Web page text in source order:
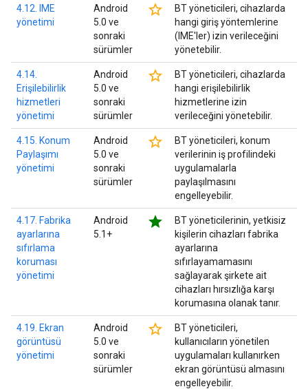
4.12. IME
yönetimi
Android
5.0 ve
sonraki
sürümler
star_border
BT yöneticileri, cihazlarda
hangi giriş yöntemlerine
(IME'ler) izin verileceğini
yönetebilir.
4.14.
Erişilebilirlik
hizmetleri
yönetimi
Android
5.0 ve
sonraki
sürümler
star_border
BT yöneticileri, cihazlarda
hangi erişilebilirlik
hizmetlerine izin
verileceğini yönetebilir.
4.15. Konum
Paylaşımı
yönetimi
Android
5.0 ve
sonraki
sürümler
star_border
BT yöneticileri, konum
verilerinin iş profilindeki
uygulamalarla
paylaşılmasını
engelleyebilir.
4.17. Fabrika
ayarlarına
sıfırlama
koruması
yönetimi
Android
5.1+
star
BT yöneticilerinin, yetkisiz
kişilerin cihazları fabrika
ayarlarına
sıfırlayamamasını
sağlayarak şirkete ait
cihazları hırsızlığa karşı
korumasına olanak tanır.
4.19. Ekran
görüntüsü
yönetimi
Android
5.0 ve
sonraki
sürümler
star_border
BT yöneticileri,
kullanıcıların yönetilen
uygulamaları kullanırken
ekran görüntüsü almasını
engelleyebilir.